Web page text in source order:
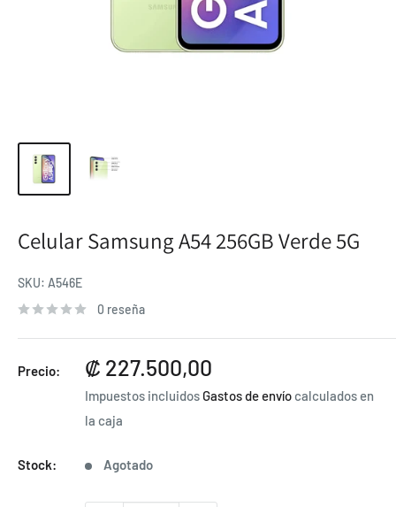
Celular Samsung A54 256GB Verde 5G
SKU: A546E
0 reseña
Precio:
Precio
de
venta
₡ 227.500,00
Impuestos incluidos Gastos de envío calculados en
la caja
Stock: Agotado